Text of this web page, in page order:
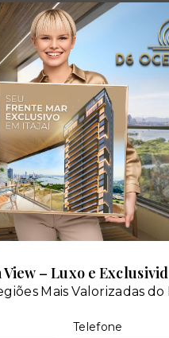
View – Luxo e
Mais Valorizadas do
Telefone